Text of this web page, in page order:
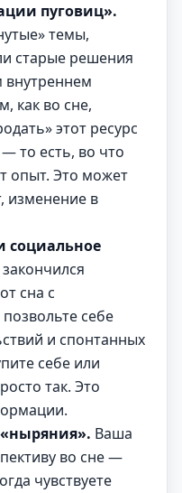
пуговиц».
темы,
старые решения
внутреннем
как во сне,
этот ресурс
то есть, во что
опыт. Это может
изменение в
социальное
сна с
себе
и спонтанных
себе или
так. Это
Ваша
во сне —
чувствуете